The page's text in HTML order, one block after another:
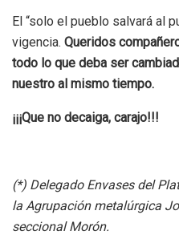
El “solo el pueblo salvará al
vigencia. Queridos
todo lo que deba ser
nuestro al mismo tiempo.
¡¡¡Que no decaiga, carajo!!!
(*) Delegado Envases del
la Agrupación metalúrgica
seccional Morón.